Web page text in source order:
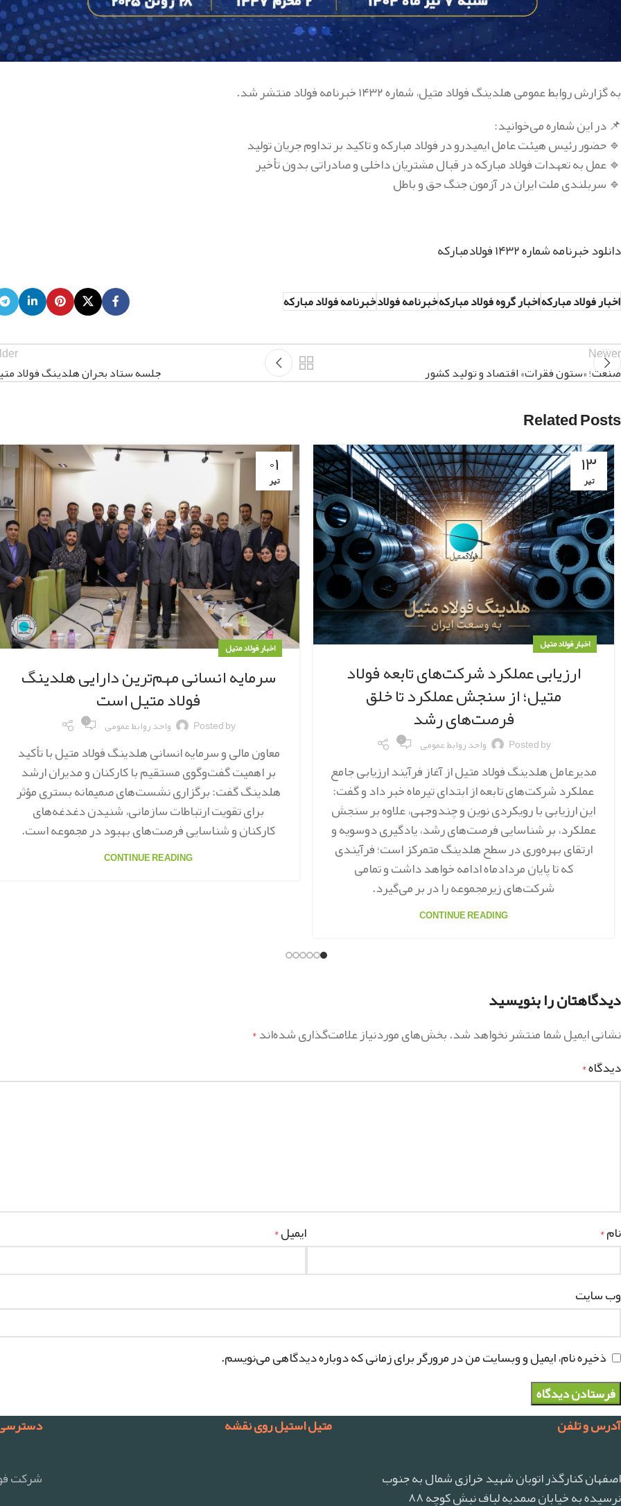
به گزارش روابط عمومی هلدینگ فولاد متیل، شماره ۱۴۳۲ خبرنامه فولاد منتشر شد.
📌 در این شماره می‌خوانید:
🔹 حضور رئیس هیئت عامل ایمیدرو در فولاد مبارکه و تاکید بر تداوم جریان تولید
🔹 عمل به تعهدات فولاد مبارکه در قبال مشتریان داخلی و صادراتی بدون تأخیر
🔹 سربلندی ملت ایران در آزمون جنگ حق و باطل
دانلود خبرنامه شماره ۱۴۳۲ فولادمبارکه
اخبار فولاد مبارکهاخبار گروه فولاد مبارکهخبرنامه فولادخبرنامه فولاد مبارکه
Newer
صنعت؛ «ستون فقرات» اقتصاد و تولید کشور
جلسه ستاد بحران هلدینگ فولاد
Related Posts
۱۳
تیر
اخبار فولاد متیل
ارزیابی عملکرد شرکت‌های تابعه فولاد
متیل؛ از سنجش عملکرد تا خلق
فرصت‌های رشد
Posted by واحد روابط عمومی ۰
مدیرعامل هلدینگ فولاد متیل از آغاز فرآیند ارزیابی جامع
عملکرد شرکت‌های تابعه از ابتدای تیرماه خبر داد و گفت:
این ارزیابی با رویکردی نوین و چندوجهی، علاوه بر سنجش
عملکرد، بر شناسایی فرصت‌های رشد، یادگیری دوسویه و
ارتقای بهره‌وری در سطح هلدینگ متمرکز است؛ فرآیندی
که تا پایان مردادماه ادامه خواهد داشت و تمامی
شرکت‌های زیرمجموعه را در بر می‌گیرد.
CONTINUE READING
۰۱
تیر
اخبار فولاد متیل
سرمایه انسانی مهم‌ترین دارایی هلدینگ
فولاد متیل است
Posted by واحد روابط عمومی ۰
معاون مالی و سرمایه انسانی هلدینگ فولاد متیل با تأکید
بر اهمیت گفت‌وگوی مستقیم با کارکنان و مدیران ارشد
هلدینگ گفت: برگزاری نشست‌های صمیمانه بستری مؤثر
برای تقویت ارتباطات سازمانی، شنیدن دغدغه‌های
کارکنان و شناسایی فرصت‌های بهبود در مجموعه است.
CONTINUE READING
دیدگاهتان را بنویسید
نشانی ایمیل شما منتشر نخواهد شد.بخش‌های موردنیاز علامت‌گذاری شده‌اند*
دیدگاه*
نام* ایمیل*
وب‌ سایت
ذخیره نام، ایمیل و وبسایت من در مرورگر برای زمانی که دوباره دیدگاهی می‌نویسم.
آدرس و تلفن
اصفهان کنارگذر اتوبان شهید خرازی شمال به جنوب
نرسیده به خیابان صمدیه لباف نبش کوچه ۸۸
متیل استیل روی نقشه
شرکت